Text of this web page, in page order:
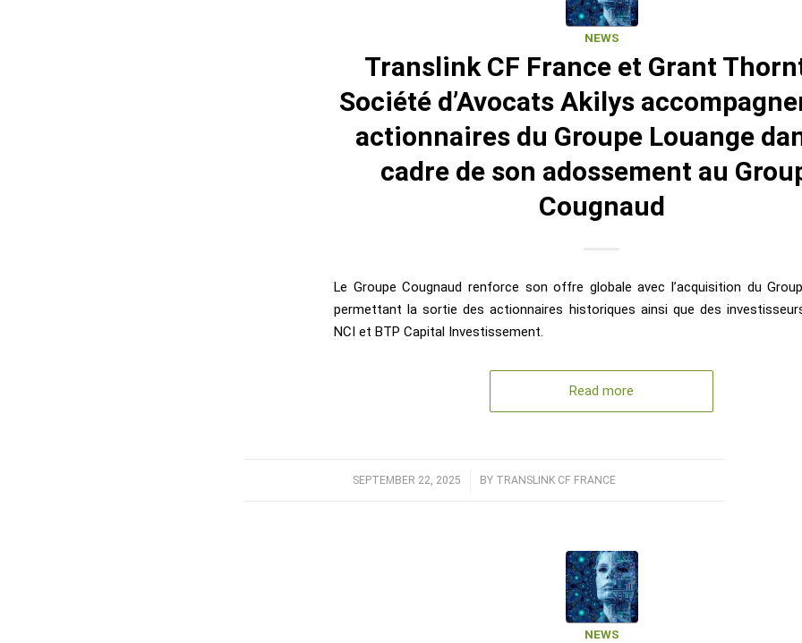
NEWS
Translink CF France et Grant
Société d’Avocats Akilys
actionnaires du Groupe Louange
cadre de son adossement au
Cougnaud
Le Groupe Cougnaud renforce son offre globale avec l’acquisition du
permettant la sortie des actionnaires historiques ainsi que des
NCI et BTP Capital Investissement.
Read more
SEPTEMBER 22, 2025
/ BY TRANSLINK CF FRANCE
NEWS